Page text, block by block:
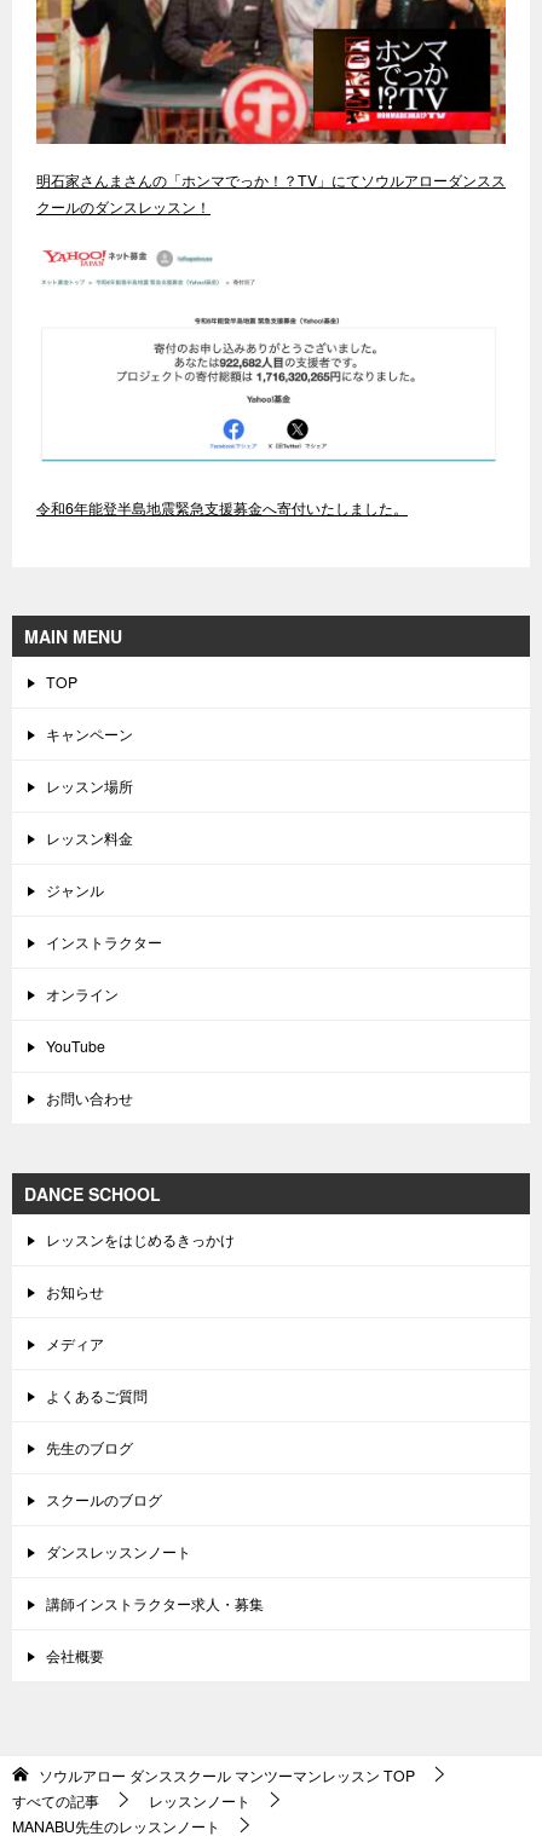
明石家さんまさんの「ホンマでっか！？TV」にてソウルアローダンスス
クールのダンスレッスン！
令和6年能登半島地震緊急支援募金へ寄付いたしました。
MAIN MENU
TOP
キャンペーン
レッスン場所
レッスン料金
ジャンル
インストラクター
オンライン
YouTube
お問い合わせ
DANCE SCHOOL
レッスンをはじめるきっかけ
お知らせ
メディア
よくあるご質問
先生のブログ
スクールのブログ
ダンスレッスンノート
講師インストラクター求人・募集
会社概要
ソウルアロー ダンススクール マンツーマンレッスン TOP
すべての記事
レッスンノート
MANABU先生のレッスンノート